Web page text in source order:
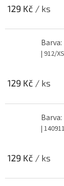
129 Kč / ks
| 912/
129 Kč / ks
|
129 Kč / ks